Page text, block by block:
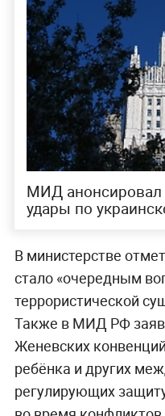
МИД анонсировал
удары по
В министерстве
стало «очередным
террористической
Также в МИД РФ
Женевских
ребёнка и других
регулирующих